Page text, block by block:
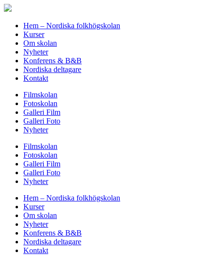
Hem – Nordiska folkhögskolan
Kurser
Om skolan
Nyheter
Konferens & B&B
Nordiska deltagare
Kontakt
Filmskolan
Fotoskolan
Galleri Film
Galleri Foto
Nyheter
Filmskolan
Fotoskolan
Galleri Film
Galleri Foto
Nyheter
Hem – Nordiska folkhögskolan
Kurser
Om skolan
Nyheter
Konferens & B&B
Nordiska deltagare
Kontakt